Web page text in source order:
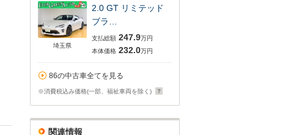
埼玉県
2.0 GT リミテッド
ブラ…
支払総額 247.9万円
本体価格 232.0万円
86の中古車全てを見る
※消費税込み価格(一部、福祉車両を除く)
関連情報